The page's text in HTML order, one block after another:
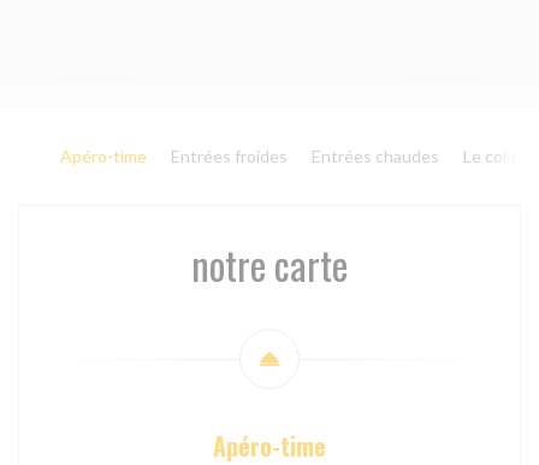
Apéro-time Entrées froides Entrées chaudes Le coin
notre carte
Apéro-time